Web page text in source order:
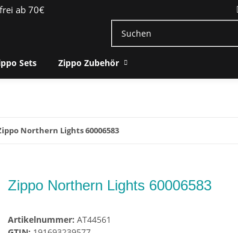
ab 70€
Sets Zippo Zubehör
Northern Lights 60006583
Zippo Northern Lights 60006583
Artikelnummer: AT44561